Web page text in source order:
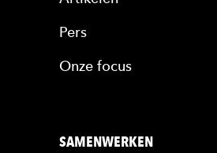
Pers
Onze focus
SAMENWERKEN